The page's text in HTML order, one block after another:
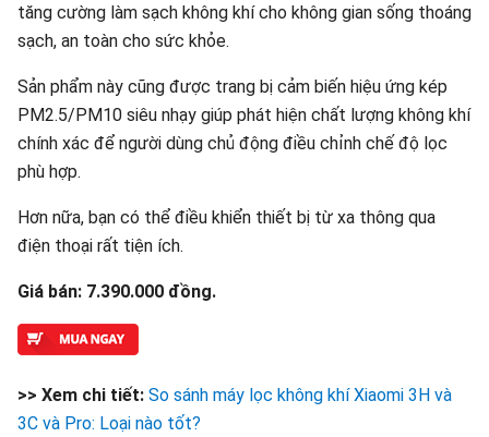
tăng cường làm sạch không khí cho không gian sống thoáng
sạch, an toàn cho sức khỏe.
Sản phẩm này cũng được trang bị cảm biến hiệu ứng kép
PM2.5/PM10 siêu nhạy giúp phát hiện chất lượng không khí
chính xác để người dùng chủ động điều chỉnh chế độ lọc
phù hợp.
Hơn nữa, bạn có thể điều khiển thiết bị từ xa thông qua
điện thoại rất tiện ích.
Giá bán: 7.390.000 đồng.
>> Xem chi tiết: So sánh máy lọc không khí Xiaomi 3H và
3C và Pro: Loại nào tốt?